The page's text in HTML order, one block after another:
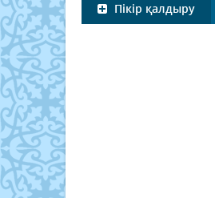
Пікір қалдыру